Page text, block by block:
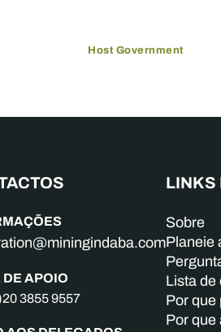
Host Government
APOIO
3855 9557
LINKS
Sobre
Planeie
Lista
Por
Por